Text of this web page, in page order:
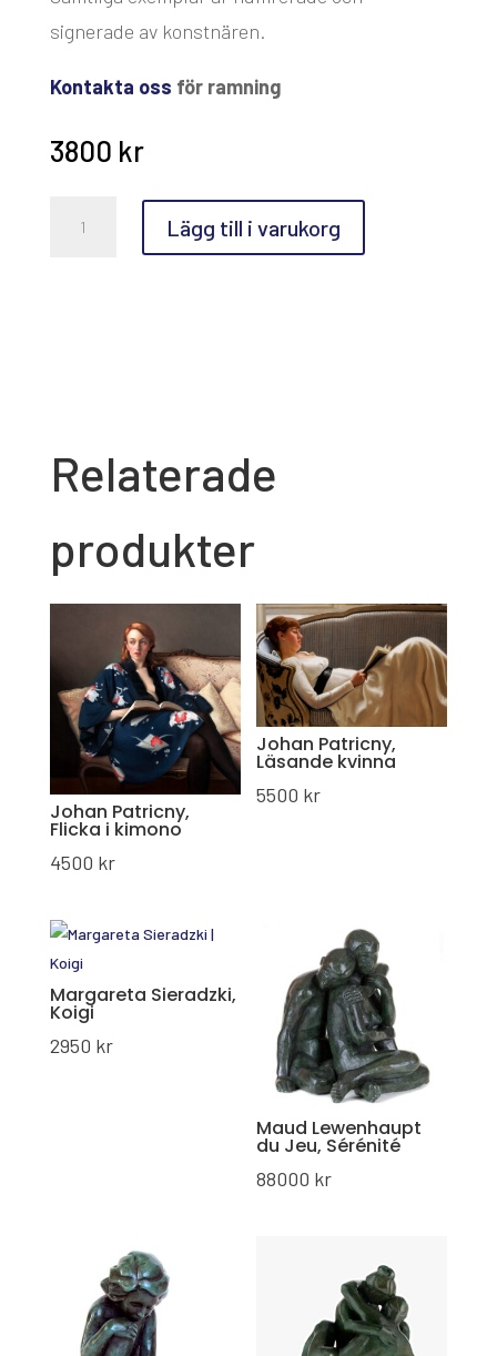
signerade av konstnären.
Kontakta oss för ramning
3800 kr
Björk
Lägg till i varukorg
Relaterade
produkter
Johan Patricny,
Flicka i kimono
4500 kr
Johan Patricny,
Läsande kvinna
5500 kr
Margareta Sieradzki,
Koigi
2950 kr
Maud Lewenhaupt
du Jeu, Sérénité
88000 kr